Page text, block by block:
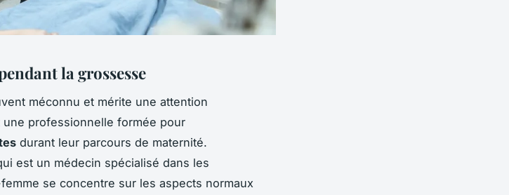
la grossesse
méconnu et mérite une attention
professionnelle formée pour
durant leur parcours de maternité.
est un médecin spécialisé dans les
se concentre sur les aspects normaux